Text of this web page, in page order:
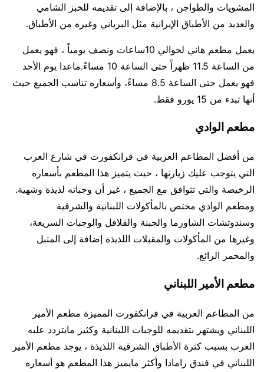
المشويات والطواجن ، بالإضافة إلى تقديمه للخبز الشامي
والعديد من الأطباق الإيرانية مثل البرياني وغيره من الأطباق.
يعمل مطعم هاني لحوالي 10ساعات ونصف يومياً ، فهو يعمل
من الساعة 11.5 ظهراً حتى الساعة 10 مساءً.ماعدا يوم الأحد
فهو يعمل حتى الساعة 8.5 مساءً، وأسعاره تناسب الجميع حيث
أنها تبدء من 15 يورو فقط.
مطعم الوادي
من أفضل المطاعم العربية في فرانكفورت في شارع العرب
التي يتوجب عليك زيارتها ، حيث يتميز هذا المطعم بأسعاره
الرخيصة والتي تتوافق مع الجميع ، غير أن وجباته لذيذة وشهية.
ومطعم الوادي مختص بالمأكولات اللبنانية والشرقية
وسندوتشات الشاورما والجبنة والفلافل والوجبات السريعة،
وغيرها من المأكولات والمقبلات اللذيذة إضافة إلى المتبل
والمحمر الرائع.
مطعم الأمير اللبناني
من المطاعم العربية في فرانكفورت المميزة مطعم الأمير
اللبناني ويشتهر بتقديمه للوجبات اللبنانية وكثير مايتردد عليه
العرب بسبب كثرة الأطباق الشرقية اللذيذة ، يوجد مطعم الأمير
اللبناني في فندق رامادا وأكثر مايميز هذا المطعم هو أسعاره